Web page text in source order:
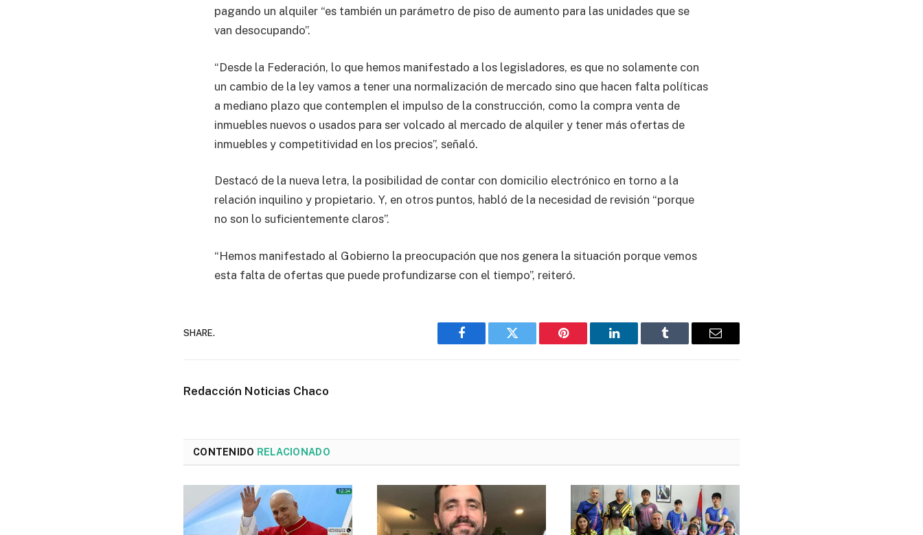
pagando un alquiler “es también un parámetro de piso de aumento para las unidades que se
van desocupando”.
“Desde la Federación, lo que hemos manifestado a los legisladores, es que no solamente con
un cambio de la ley vamos a tener una normalización de mercado sino que hacen falta políticas
a mediano plazo que contemplen el impulso de la construcción, como la compra venta de
inmuebles nuevos o usados para ser volcado al mercado de alquiler y tener más ofertas de
inmuebles y competitividad en los precios”, señaló.
Destacó de la nueva letra, la posibilidad de contar con domicilio electrónico en torno a la
relación inquilino y propietario. Y, en otros puntos, habló de la necesidad de revisión “porque
no son lo suficientemente claros”.
“Hemos manifestado al Gobierno la preocupación que nos genera la situación porque vemos
esta falta de ofertas que puede profundizarse con el tiempo”, reiteró.
SHARE.
Facebook Twitter Pinterest LinkedIn Tumblr Email
Redacción Noticias Chaco
CONTENIDO RELACIONADO